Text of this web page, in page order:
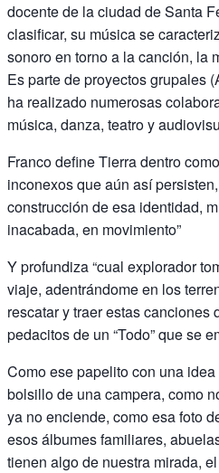
docente de la ciudad de Santa
clasificar, su música se
sonoro en torno a la canción, la
Es parte de proyectos grupales
ha realizado numerosas
música, danza, teatro y
Franco define Tierra dentro
inconexos que aún así
construcción de esa identidad,
inacabada, en movimiento”
Y profundiza “cual explorador
viaje, adentrándome en los
rescatar y traer estas canciones
pedacitos de un “Todo” que se
Como ese papelito con una
bolsillo de una campera, como
ya no enciende, como esa foto
esos álbumes familiares,
tienen algo de nuestra mirada,